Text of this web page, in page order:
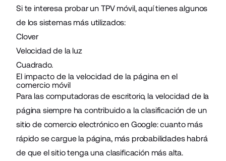
Si te interesa probar un TPV móvil, aquí tienes algunos
de los sistemas más utilizados:
Clover
Velocidad de la luz
Cuadrado.
El impacto de la velocidad de la página en el
comercio móvil
Para las computadoras de escritorio, la velocidad de la
página siempre ha contribuido a la clasificación de un
sitio de comercio electrónico en Google: cuanto más
rápido se cargue la página, más probabilidades habrá
de que el sitio tenga una clasificación más alta.